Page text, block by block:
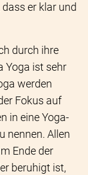
er klar und
durch ihre
Yoga ist sehr
werden
Fokus auf
in eine Yoga-
nennen. Allen
Ende der
beruhigt ist,